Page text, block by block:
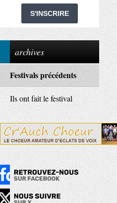
S'INSCRIRE
archives
Festivals précédents
Ils ont fait le festival